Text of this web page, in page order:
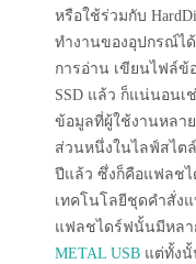
หรือใช้ร่วมกับ
ทำงานของอุปกรณ์ไ
การอ่าน เขียนไฟล์ข้
SSD แล้ว ก็แน่นอนเ
ข้อมูลที่ผู้ใช้งานหลา
ส่วนหนึ่งในไลฟ์สไต
ปีแล้ว ซึ่งก็คือแฟลช
เทคโนโลยีชุดคำสั่ง
แฟลชไดร์ฟนั้นมีหลา
METAL USB แต่ทั้ง